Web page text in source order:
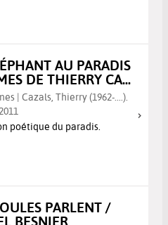
AU PARADIS
DE THIERRY CA...
| Cazals, Thierry (1962-....).
poétique du paradis.
PARLENT /
BESNIER